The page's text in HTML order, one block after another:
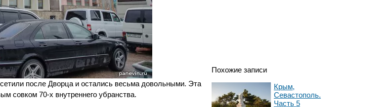
после Дворца и остались весьма довольными. Эта
совком 70-х внутреннего убранства.
Похожие записи
Крым,
Севастополь.
Часть 5